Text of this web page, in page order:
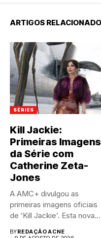
ARTIGOS
SÉRIES
Kill Jackie:
Primeiras Imagens
da Série com
Catherine Zeta-
Jones
A AMC+ divulgou as
primeiras imagens oficiais
de ‘Kill Jackie’. Esta nova...
BYREDAÇÃO ACNE